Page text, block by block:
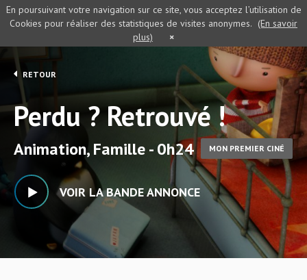
RETOUR
Perdu ? Retrouvé !
Animation, Famille - 0h24 MON PREMIER CINÉ
VOIR LA BANDE ANNONCE
En poursuivant votre navigation sur ce site, vous acceptez l’utilisation de
Cookies pour réaliser des statistiques de visites anonymes. (En savoir
plus)
×